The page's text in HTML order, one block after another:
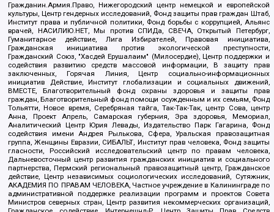
Гражданин.Армия.Право, Нижегородский центр немецкой и европейской
культуры, Центр гендерных исследований, Фонд защиты прав граждан Штаб,
Институт права и публичной политики, Фонд борьбы с коррупцией, Альянс
врачей, НАСИЛИЮ.НЕТ, Мы против СПИДа, СВЕЧА, Открытый Петербург,
Гуманитарное действие, Лига Избирателей, Правовая инициатива,
Гражданская инициатива против экологической преступности,
Гражданский Союз, "Хасдей Ерушалаим" (Милосердие), Центр поддержки и
содействия развитию средств массовой информации, В защиту прав
заключенных, Горячая Линия, Центр социально-информационных
инициатив Действие, Институт глобализации и социальных движений,
ВМЕСТЕ, Благотворительный фонд охраны здоровья и защиты прав
граждан, Благотворительный фонд помощи осужденным и их семьям, Фонд
Тольятти, Новое время, Серебряная тайга, Так-Так-Так, центр Сова, центр
Анна, Проект Апрель, Самарская губерния, Эра здоровья, Мемориал,
Аналитический Центр Юрия Левады, Издательство Парк Гагарина, Фонд
содействия имени Андрея Рылькова, Сфера, Уральская правозащитная
группа, Женщины Евразии, СИБАЛЬТ, Институт прав человека, Фонд защиты
гласности, Российский исследовательский центр по правам человека,
Дальневосточный центр развития гражданских инициатив и социального
партнерства, Пермский региональный правозащитный центр, Гражданское
действие, Центр независимых социологических исследований, Сутяжник,
АКАДЕМИЯ ПО ПРАВАМ ЧЕЛОВЕКА, Частное учреждение в Калининграде по
административной поддержке реализации программ и проектов Совета
Министров северных стран, Центр развития некоммерческих организаций,